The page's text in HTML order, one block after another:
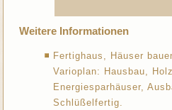
Weitere Informationen
Fertighaus, Häuser
Varioplan: Hausbau,
Energiesparhäuser,
Schlüßelfertig.